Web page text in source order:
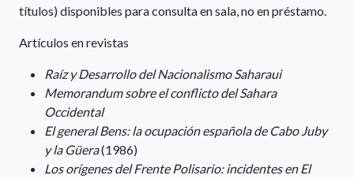
títulos) disponibles para consulta en sala, no en préstamo.
Artículos en revistas
Raíz y Desarrollo del Nacionalismo Saharaui
Memorandum sobre el conflicto del Sahara
Occidental
El general Bens: la ocupación española de Cabo Juby
y la Güera(1986)
Los orígenes del Frente Polisario: incidentes en El